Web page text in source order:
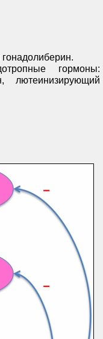
гонадолиберин.
гормоны:
лютеинизирующий